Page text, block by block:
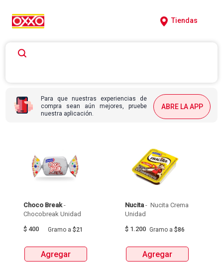
Tiendas
Para que nuestras experiencias de
compra sean aún mejores, pruebe
nuestra aplicación.
ABRE LA APP
Choco Break -
$ 400 Gramo a $21
Agregar
Nucita - Nucita Crema
$ 1.200 Gramo a $86
Agregar